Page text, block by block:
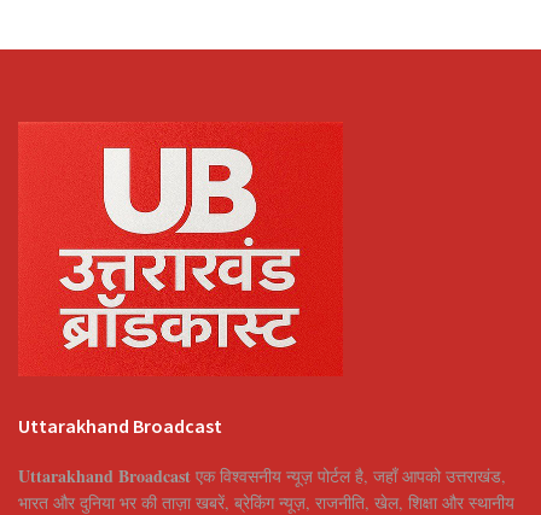
Uttarakhand Broadcast
Uttarakhand Broadcast एक विश्वसनीय न्यूज़ पोर्टल है, जहाँ आपको उत्तराखंड,
भारत और दुनिया भर की ताज़ा खबरें, ब्रेकिंग न्यूज़, राजनीति, खेल, शिक्षा और स्थानीय